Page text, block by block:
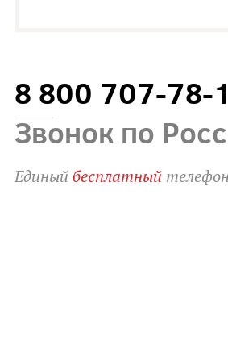
8 800 707-78-
Звонок по
Единыйбесплатный